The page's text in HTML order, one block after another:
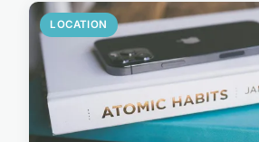
LOCATION